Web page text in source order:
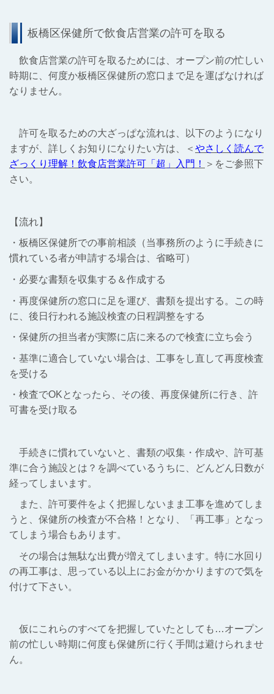
板橋区保健所で飲食店営業の許可を取る
飲食店営業の許可を取るためには、オープン前の忙しい
時期に、何度か板橋区保健所の窓口まで足を運ばなければ
なりません。
許可を取るための大ざっぱな流れは、以下のようになり
ますが、詳しくお知りになりたい方は、＜ やさしく読んで
ざっくり理解！飲食店営業許可「超」入門！
＞をご参照下
さい。
【流れ】
・板橋区保健所での事前相談（当事務所のように手続きに
慣れている者が申請する場合は、省略可）
・必要な書類を収集する＆作成する
・再度保健所の窓口に足を運び、書類を提出する。この時
に、後日行われる施設検査の日程調整をする
・保健所の担当者が実際に店に来るので検査に立ち会う
・基準に適合していない場合は、工事をし直して再度検査
を受ける
・検査でOKとなったら、その後、再度保健所に行き、許
可書を受け取る
手続きに慣れていないと、書類の収集・作成や、許可基
準に合う施設とは？を調べているうちに、どんどん日数が
経ってしまいます。
また、許可要件をよく把握しないまま工事を進めてしま
うと、保健所の検査が不合格！となり、「再工事」となっ
てしまう場合もあります。
その場合は無駄な出費が増えてしまいます。特に水回り
の再工事は、思っている以上にお金がかかりますので気を
付けて下さい。
仮にこれらのすべてを把握していたとしても…オープン
前の忙しい時期に何度も保健所に行く手間は避けられませ
ん。